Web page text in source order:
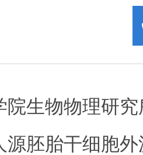
院生物物理研
胚胎干细胞外